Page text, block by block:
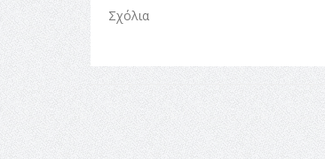
Σχόλια